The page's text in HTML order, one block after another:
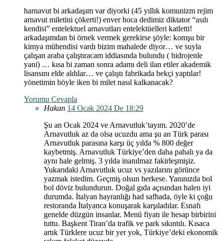
harnavut bi arkadaşım var diyorki (45 yıllık komunizm rejim
arnavut miletini çökerti!) enver hoca dedimiz diktator “asılı
kendisi” entelektuel arnavutları entelektüelleri katletti!
arkadaşımdan bi örnek vermek gerekirse şöyle: komşu bir
kimya mühendisi vardı bizim mahalede diyor… ve suyla
çalışan araba çalıştıracam iddiasında bulundu ( hidrojenle
yani) … kısa bi zaman sonra adamı deli ilan etiler akademik
lisansını elde aldılar… ve çalıştı fabrikada bekçi yaptılar!
yönetimin böyle iken bi milet nasıl kalkanacak?
Yorumu Cevapla
Hakan 14 Ocak 2024 De 18:29
Şu an Ocak 2024 ve Arnavutluk’tayım. 2020’de
Arnavutluk az da olsa ucuzdu ama şu an Türk parası
Arnavutluk parasına karşı üç yılda % 800 değer
kaybetmiş. Arnavutluk Türkiye’den daha pahalı ya da
aynı hale gelmiş. 3 yılda inanılmaz fakirleşmişiz.
Yukarıdaki Arnavutluk ucuz vs yazılarını görünce
yazmak istedim. Geçmiş olsun herkese. Yanınızda bol
bol döviz bulundurun. Doğal gıda açısından halen iyi
durumda. İtalyan hayranlığı had safhada, öyle ki çoğu
restoranda İtalyanca konuşarak karşıladılar. Esnafı
genelde düzgün insanlar. Menü fiyatı ile hesap birbirini
tuttu. Başkent Tiran’da trafik ve park sıkıntılı. Kısaca
artık Türklere ucuz bir yer yok, Türkiye’deki ekonomik